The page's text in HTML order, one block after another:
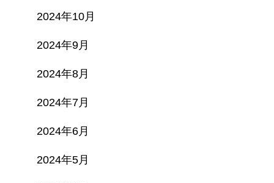
2024年10月
2024年9月
2024年8月
2024年7月
2024年6月
2024年5月